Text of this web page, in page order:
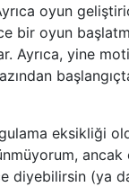
oyun
bir oyun
Ayrıca, yine
eksikliği
ancak
diyebilirsin (ya